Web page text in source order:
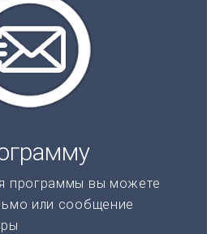
программы вы можете
или сообщение